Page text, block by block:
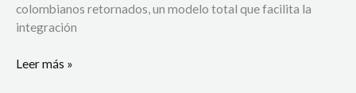
colombianos retornados, un modelo total que facilita la
integración
Leer más »